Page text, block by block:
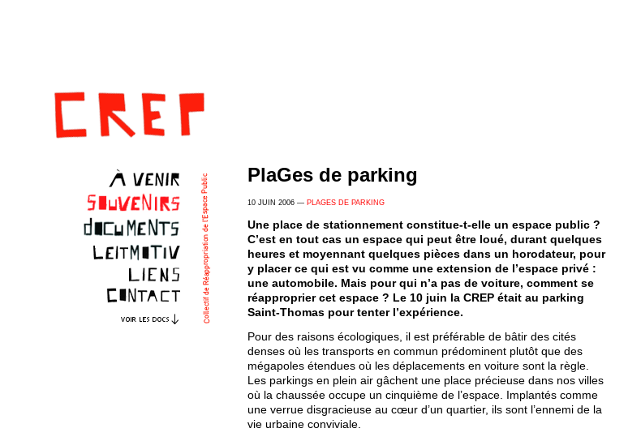
PlaGes de parking
10 JUIN 2006 — PLAGES DE PARKING
Une place de stationnement constitue-t-elle un espace public ?
C’est en tout cas un espace qui peut être loué, durant quelques
heures et moyennant quelques pièces dans un horodateur, pour
y placer ce qui est vu comme une extension de l’espace privé :
une automobile. Mais pour qui n’a pas de voiture, comment se
réapproprier cet espace ? Le 10 juin la CREP était au parking
Saint-Thomas pour tenter l’expérience.
Pour des raisons écologiques, il est préférable de bâtir des cités
denses où les transports en commun prédominent plutôt que des
mégapoles étendues où les déplacements en voiture sont la règle.
Les parkings en plein air gâchent une place précieuse dans nos villes
où la chaussée occupe un cinquième de l’espace. Implantés comme
une verrue disgracieuse au cœur d’un quartier, ils sont l’ennemi de la
vie urbaine conviviale.